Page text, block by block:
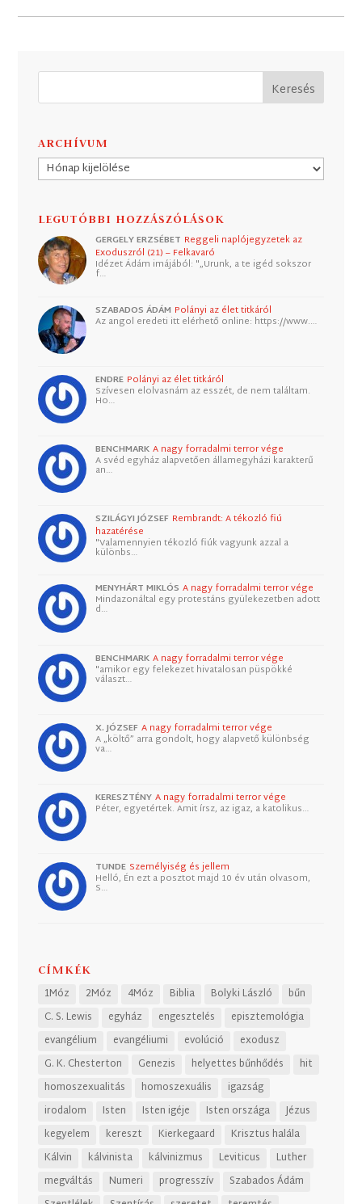
ARCHÍVUM
Archívum
LEGUTÓBBI HOZZÁSZÓLÁSOK
GERGELY ERZSÉBET Reggeli naplójegyzetek az
Exoduszról (21) – Felkavaró
Idézet Ádám imájából: "„Urunk, a te igéd sokszor
f…
SZABADOS ÁDÁM Polányi az élet titkáról
Az angol eredeti itt elérhető online: https://www.…
ENDRE Polányi az élet titkáról
Szívesen elolvasnám az esszét, de nem találtam.
Ho…
BENCHMARK A nagy forradalmi terror vége
A svéd egyház alapvetően államegyházi karakterű
an…
SZILÁGYI JÓZSEF Rembrandt: A tékozló fiú
hazatérése
"Valamennyien tékozló fiúk vagyunk azzal a
különbs…
MENYHÁRT MIKLÓS A nagy forradalmi terror vége
Mindazonáltal egy protestáns gyülekezetben adott
d…
BENCHMARK A nagy forradalmi terror vége
"amikor egy felekezet hivatalosan püspökké
választ…
X. JÓZSEF A nagy forradalmi terror vége
A „költő” arra gondolt, hogy alapvető különbség
va…
KERESZTÉNY A nagy forradalmi terror vége
Péter, egyetértek. Amit írsz, az igaz, a katolikus…
TUNDE Személyiség és jellem
Helló, Én ezt a posztot majd 10 év után olvasom,
S…
CÍMKÉK
1Móz 2Móz 4Móz Biblia Bolyki László
bűn
C. S. Lewis
egyház engesztelés
episztemológia
evangélium
evangéliumi evolúció
exodusz
G. K. Chesterton
Genezis helyettes bűnhődés
hit
homoszexualitás
homoszexuális
igazság
irodalom
Isten Isten igéje Isten országa
Jézus
kegyelem
kereszt Kierkegaard
Krisztus halála
Kálvin
kálvinista kálvinizmus Leviticus
Luther
megváltás
Numeri progresszív
Szabados Ádám